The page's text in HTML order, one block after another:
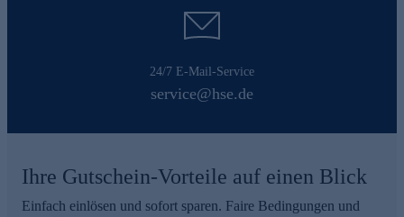
24/7 E-Mail-Service
service@hse.de
Ihre Gutschein-Vorteile auf einen Blick
Einfach einlösen und sofort sparen. Faire Bedingungen und